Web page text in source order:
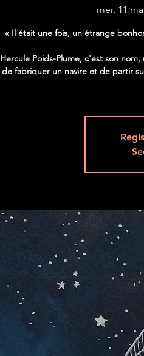
mer. 11
« Il était une fois, un étrange
Hercule Poids-Plume, c'est son
de fabriquer un navire et de partir